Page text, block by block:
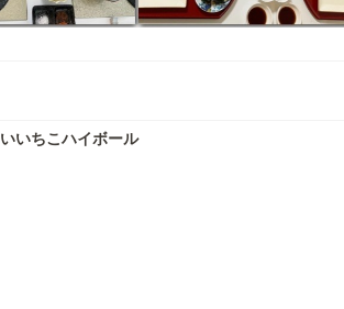
いいちこハイボール